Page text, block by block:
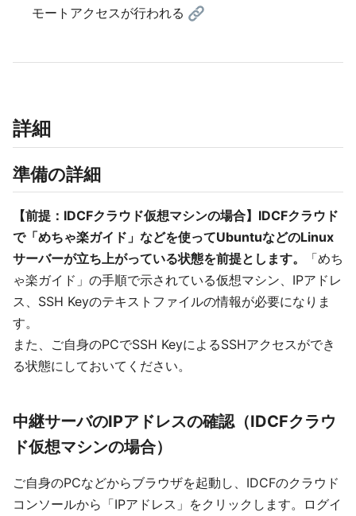
モートアクセスが行われる
詳細
準備の詳細
【前提：IDCFクラウド仮想マシンの場合】IDCFクラウド
で「めちゃ楽ガイド」などを使ってUbuntuなどのLinux
サーバーが立ち上がっている状態を前提とします。
「めち
ゃ楽ガイド」の手順で示されている仮想マシン、IPアドレ
ス、SSH Keyのテキストファイルの情報が必要になりま
す。
また、ご自身のPCでSSH KeyによるSSHアクセスができ
る状態にしておいてください。
中継サーバのIPアドレスの確認（IDCFクラウ
ド仮想マシンの場合）
ご自身のPCなどからブラウザを起動し、IDCFのクラウド
コンソールから「IPアドレス」をクリックします。ログイ